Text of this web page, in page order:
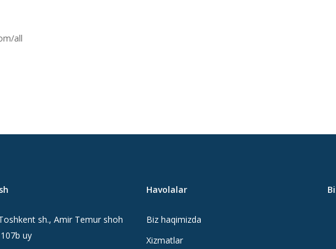
all
sh., Amir Temur shoh
uy
Havolalar
Biz haqimizda
Xizmatlar